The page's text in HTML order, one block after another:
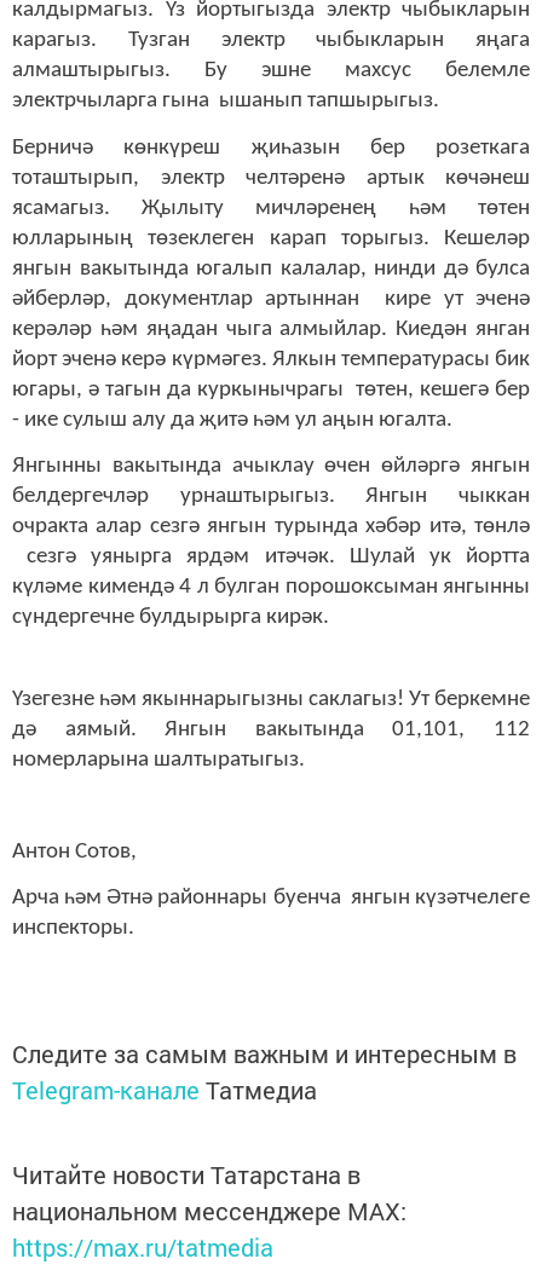
калдырмагыз. Үз йортыгызда электр чыбыкларын
карагыз. Тузган электр чыбыкларын яңага
алмаштырыгыз. Бу эшне махсус белемле
электрчыларга гына ышанып тапшырыгыз.
Берничә көнкүреш җиһазын бер розеткага
тоташтырып, электр челтәренә артык көчәнеш
ясамагыз.
Җылыту мичләренең һәм төтен
юлларының төзеклеген карап торыгыз. Кешеләр
янгын вакытында югалып калалар, нинди дә булса
әйберләр, документлар артыннан кире ут эченә
керәләр һәм яңадан чыга алмыйлар. Киедән янган
йорт эченә керә күрмәгез. Ялкын температурасы бик
югары, ә тагын да куркынычрагы төтен, кешегә бер
- ике сулыш алу да җитә һәм ул аңын югалта.
Янгынны вакытында ачыклау өчен өйләргә янгын
белдергечләр урнаштырыгыз. Янгын чыккан
очракта алар сезгә янгын турында хәбәр итә, төнлә
сезгә уянырга ярдәм итәчәк. Шулай ук йортта
күләме кимендә 4 л булган порошоксыман янгынны
сүндергечне булдырырга кирәк.
Үзегезне һәм якыннарыгызны саклагыз! Ут беркемне
дә аямый. Янгын вакытында 01,101, 112
номерларына шалтыратыгыз.
Антон Сотов,
Арча һәм Әтнә районнары буенча янгын күзәтчелеге
инспекторы.
Следите за самым важным и интересным в
Telegram-канале Татмедиа
Читайте новости Татарстана в
национальном мессенджере MАХ:
https://max.ru/tatmedia